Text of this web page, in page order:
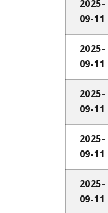
2025-
09-11
2025-
09-11
2025-
09-11
2025-
09-11
2025-
09-11